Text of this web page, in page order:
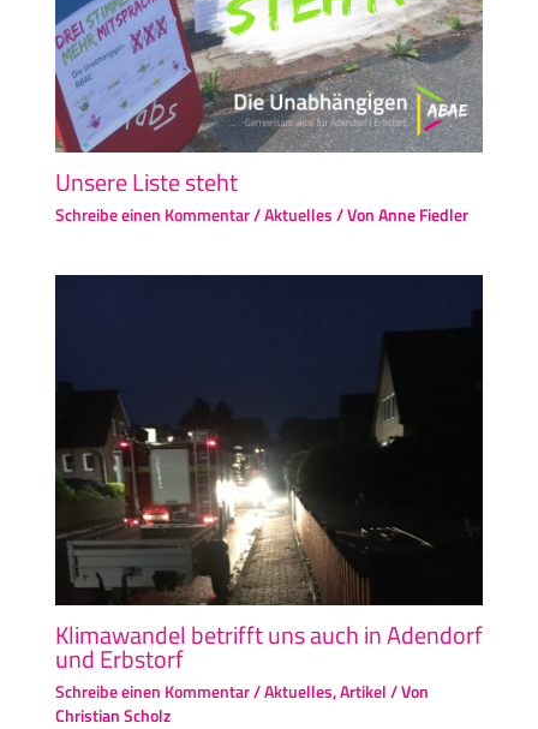
Unsere Liste steht
Schreibe einen Kommentar/Aktuelles/ VonAnne Fiedler
Klimawandel betrifft uns auch in Adendorf
und Erbstorf
Schreibe einen Kommentar/Aktuelles,Artikel/ Von
Christian Scholz